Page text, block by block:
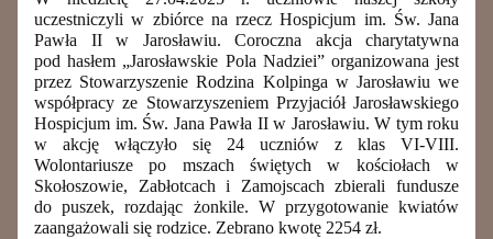
uczestniczyli w zbiórce na rzecz Hospicjum im. Św. Jana
Pawła II w Jarosławiu. Coroczna akcja charytatywna
pod hasłem „Jarosławskie Pola Nadziei” organizowana jest
przez Stowarzyszenie Rodzina Kolpinga w Jarosławiu we
współpracy ze Stowarzyszeniem Przyjaciół Jarosławskiego
Hospicjum im. Św. Jana Pawła II w Jarosławiu. W tym roku
w akcję włączyło się 24 uczniów z klas VI-VIII.
Wolontariusze po mszach świętych w kościołach w
Skołoszowie, Zabłotcach i Zamojscachzbierali fundusze
do puszek, rozdając żonkile. W przygotowanie kwiatów
zaangażowali się rodzice. Zebrano kwotę 2254 zł.